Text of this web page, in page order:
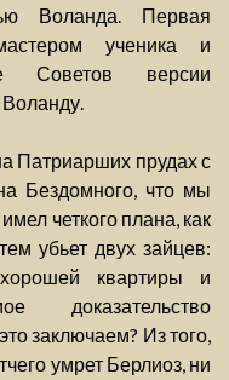
Воланда. Первая
ученика и
Советов версии
Воланду.
Патриарших прудах с
Бездомного, что мы
четкого плана, как
убьет двух зайцев:
квартиры и
доказательство
заключаем? Из того,
умрет Берлиоз, ни